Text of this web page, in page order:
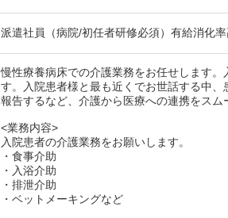
派遣社員（病院/初任者研修必須）有給消化
慢性療養病床での介護業務をお任せします
す。入院患者様と最も近くでお世話する中
報告するなど、介護から医療への連携をスム
<業務内容>
入院患者の介護業務をお願いします。
・食事介助
・入浴介助
・排泄介助
・ベットメーキングなど